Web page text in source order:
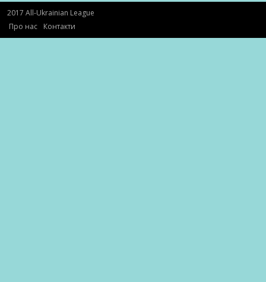
2017 All-Ukrainian League
Про нас
Контакти